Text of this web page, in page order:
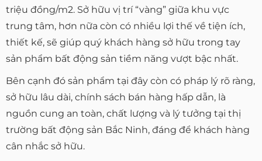
triệu đồng/m2. Sở hữu vị trí “vàng” giữa khu vực
trung tâm, hơn nữa còn có nhiều lợi thế về tiện ích,
thiết kế, sẽ giúp quý khách hàng sở hữu trong tay
sản phẩm bất động sản tiềm năng vượt bậc nhất.
Bên cạnh đó sản phẩm tại đây còn có pháp lý rõ ràng,
sở hữu lâu dài, chính sách bán hàng hấp dẫn, là
nguồn cung an toàn, chất lượng và lý tưởng tại thị
trường bất động sản Bắc Ninh, đáng để khách hàng
cân nhắc sở hữu.